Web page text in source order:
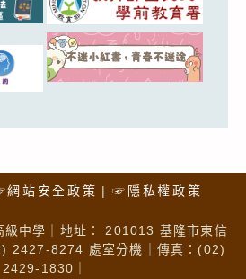
站安全政策 ☞隱私權政策
中學｜地址： 201013 基隆市東信
2427-8274 處室分機｜傳真：(02)
2429-1830｜